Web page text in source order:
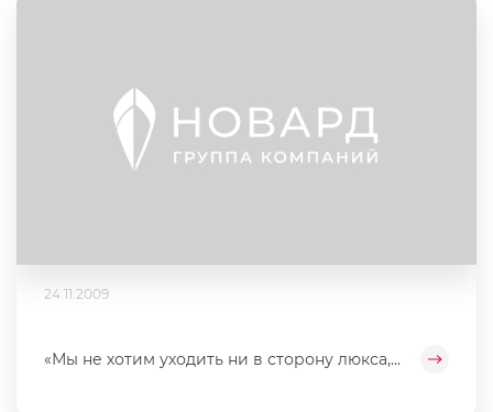
24.11.2009
«Мы не хотим уходить ни в сторону люкса,...